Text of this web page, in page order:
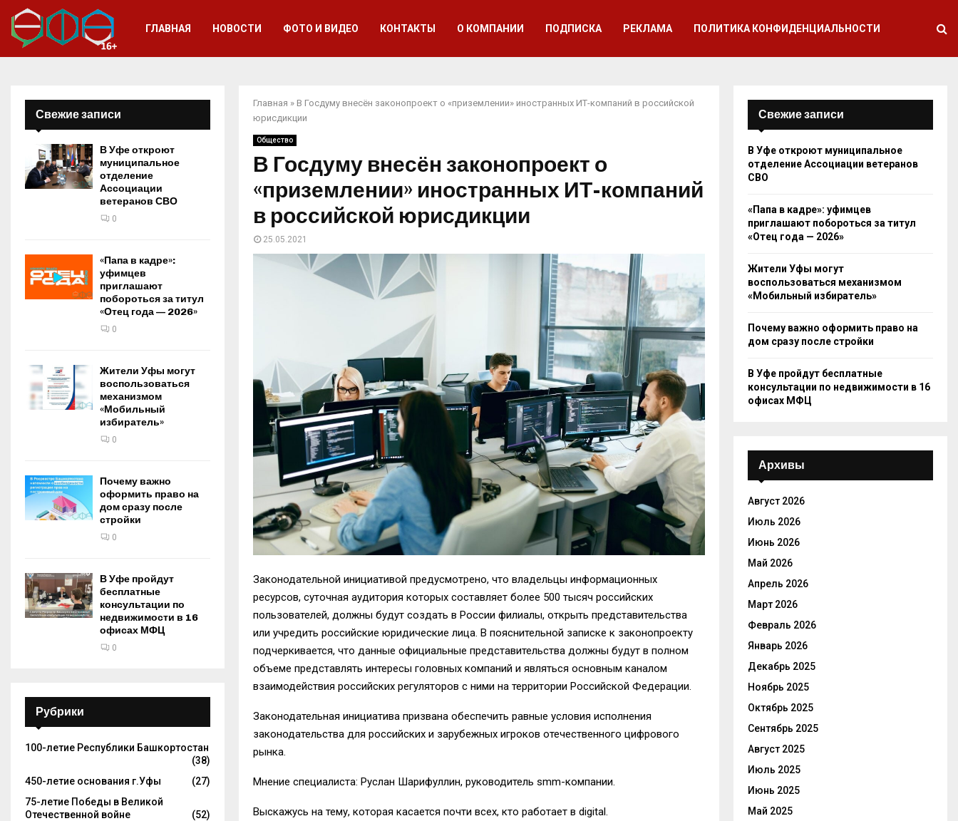
ГЛАВНАЯ НОВОСТИ ФОТО И ВИДЕО КОНТАКТЫ О КОМПАНИИ ПОДПИСКА РЕКЛАМА ПОЛИТИКА КОНФИДЕНЦИАЛЬНОСТИ
Главная » В Госдуму внесён законопроект о «приземлении» иностранных ИТ-компаний в российской
юрисдикции
Общество
В Госдуму внесён законопроект о
«приземлении» иностранных ИТ-компаний
в российской юрисдикции
25.05.2021
Законодательной инициативой предусмотрено, что владельцы информационных
ресурсов, суточная аудитория которых составляет более 500 тысяч российских
пользователей, должны будут создать в России филиалы, открыть представительства
или учредить российские юридические лица. В пояснительной записке к законопроекту
подчеркивается, что данные официальные представительства должны будут в полном
объеме представлять интересы головных компаний и являться основным каналом
взаимодействия российских регуляторов с ними на территории Российской Федерации.
Законодательная инициатива призвана обеспечить равные условия исполнения
законодательства для российских и зарубежных игроков отечественного цифрового
рынка.
Мнение специалиста: Руслан Шарифуллин, руководитель smm-компании.
Выскажусь на тему, которая касается почти всех, кто работает в digital.
Свежие записи
В Уфе откроют
муниципальное
отделение
Ассоциации
ветеранов СВО
0
«Папа в кадре»:
уфимцев
приглашают
побороться за титул
«Отец года — 2026»
0
Жители Уфы могут
воспользоваться
механизмом
«Мобильный
избиратель»
0
Почему важно
оформить право на
дом сразу после
стройки
0
В Уфе пройдут
бесплатные
консультации по
недвижимости в 16
офисах МФЦ
0
Рубрики
100-летие Республики Башкортостан
(38)
450-летие основания г.Уфы
(27)
75-летие Победы в Великой
Отечественной войне
(52)
Свежие записи
В Уфе откроют муниципальное
отделение Ассоциации ветеранов
СВО
«Папа в кадре»: уфимцев
приглашают побороться за титул
«Отец года — 2026»
Жители Уфы могут
воспользоваться механизмом
«Мобильный избиратель»
Почему важно оформить право на
дом сразу после стройки
В Уфе пройдут бесплатные
консультации по недвижимости в 16
офисах МФЦ
Архивы
Август 2026
Июль 2026
Июнь 2026
Май 2026
Апрель 2026
Март 2026
Февраль 2026
Январь 2026
Декабрь 2025
Ноябрь 2025
Октябрь 2025
Сентябрь 2025
Август 2025
Июль 2025
Июнь 2025
Май 2025